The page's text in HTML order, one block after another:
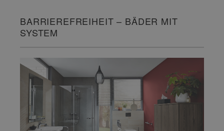
BARRIEREFREIHEIT – BÄDER MIT
SYSTEM